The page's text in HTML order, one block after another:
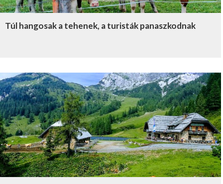
Túl hangosak a tehenek, a turisták panaszkodnak